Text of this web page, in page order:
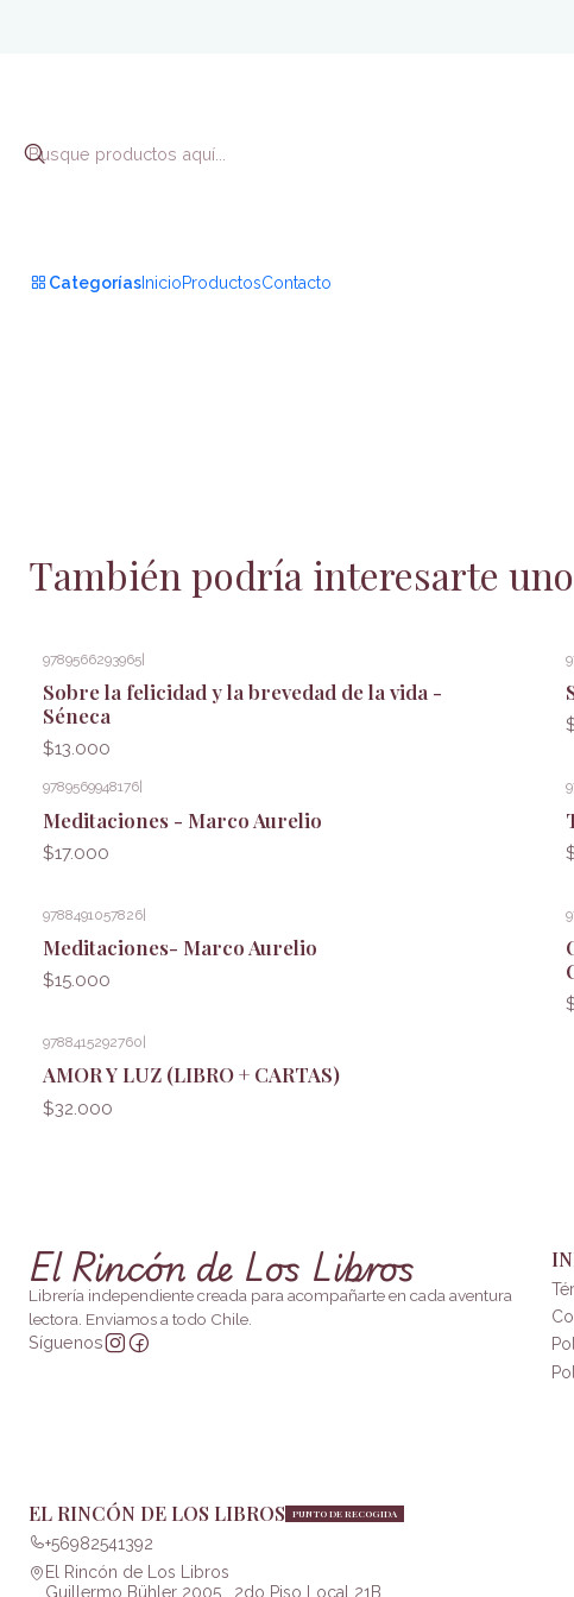
Categorías InicioProductosContacto
También podría interesarte
9789566293965
Sobre la felicidad y la brevedad de la vida -
Séneca
$13.000
9789569948176
Meditaciones - Marco Aurelio
$17.000
9788491057826|
Meditaciones- Marco Aurelio
$15.000
9788415292760
AMOR Y LUZ (LIBRO + CARTAS)
$32.000
El Rincón de Los Libros
Librería independiente creada para acompañarte en cada aventura
lectora. Enviamos a todo Chile.
Síguenos
EL RINCÓN DE LOS LIBROS PUNTO DE RECOGIDA
+56982541392
El Rincón de Los Libros
Guillermo Bühler 2005 , 2do Piso Local 21B